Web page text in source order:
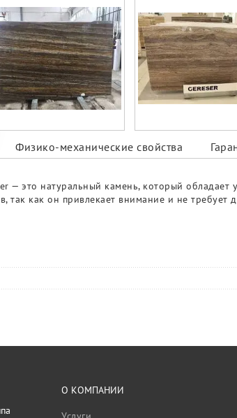
Физико-механические свойства
— это натуральный камень, который
так как он привлекает внимание и не требует
О КОМПАНИИ